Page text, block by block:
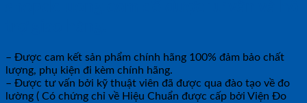
– Được cam kết sản phẩm chính hãng 100% đảm bảo chất
lượng, phụ kiện đi kèm chính hãng.
– Được tư vấn bởi kỹ thuật viên đã được qua đào tạo về đo
lường ( Có chứng chỉ về Hiệu Chuẩn được cấp bởi Viện Đo